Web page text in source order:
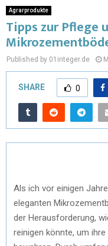
Agrarprodukte
Tipps zur Pflege
Published by 01integer.de
SHARE 0
Als ich vor einigen
eleganten
der Herausforderung,
reinigen könnte, um